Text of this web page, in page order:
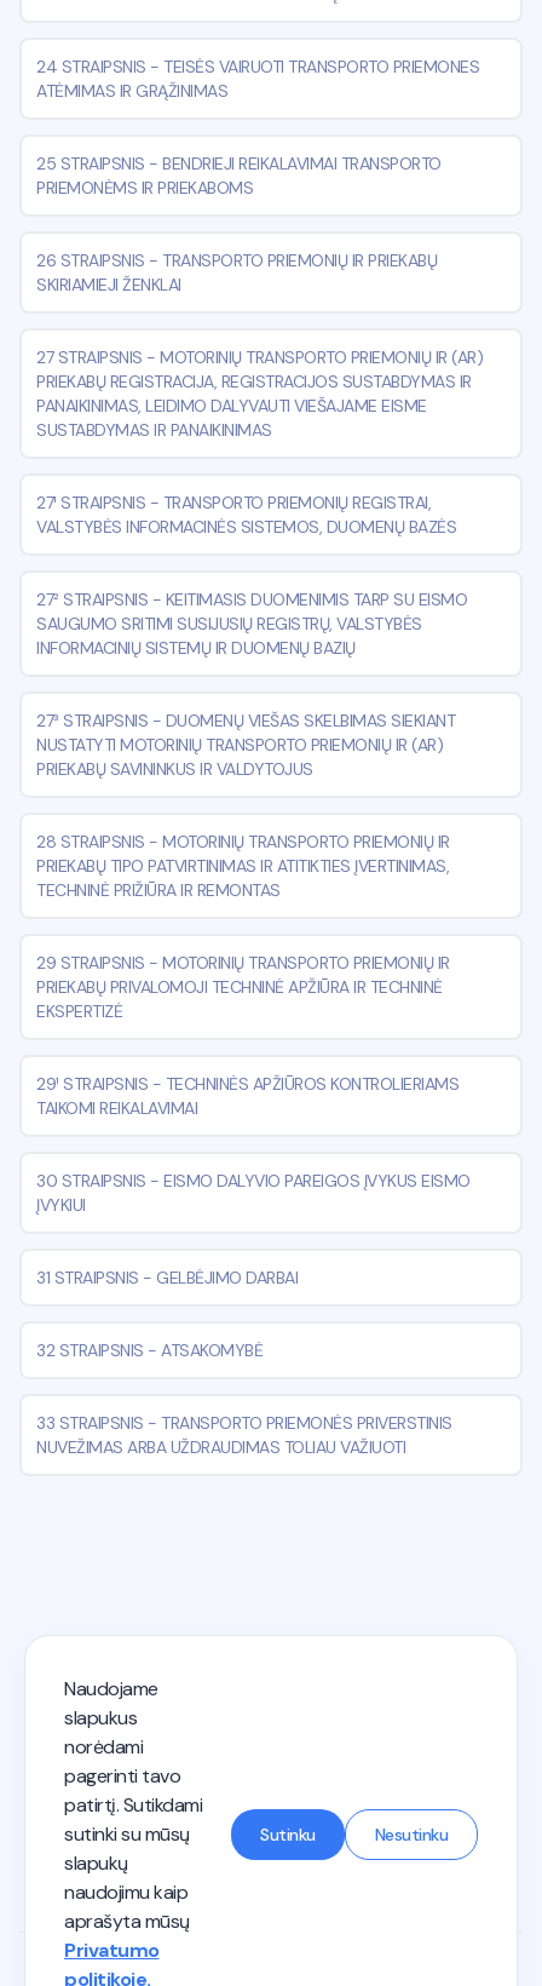
Naudojame
slapukus
norėdami
pagerinti tavo
patirtį. Sutikdami
sutinki su mūsų
slapukų
naudojimu kaip
aprašyta mūsų
Privatumo
politikoje.
Sutinku Nesutinku
24 STRAIPSNIS - TEISĖS VAIRUOTI TRANSPORTO PRIEMONES
ATĖMIMAS IR GRĄŽINIMAS
25 STRAIPSNIS - BENDRIEJI REIKALAVIMAI TRANSPORTO
PRIEMONĖMS IR PRIEKABOMS
26 STRAIPSNIS - TRANSPORTO PRIEMONIŲ IR PRIEKABŲ
SKIRIAMIEJI ŽENKLAI
27 STRAIPSNIS - MOTORINIŲ TRANSPORTO PRIEMONIŲ IR (AR)
PRIEKABŲ REGISTRACIJA, REGISTRACIJOS SUSTABDYMAS IR
PANAIKINIMAS, LEIDIMO DALYVAUTI VIEŠAJAME EISME
SUSTABDYMAS IR PANAIKINIMAS
27¹ STRAIPSNIS - TRANSPORTO PRIEMONIŲ REGISTRAI,
VALSTYBĖS INFORMACINĖS SISTEMOS, DUOMENŲ BAZĖS
27² STRAIPSNIS - KEITIMASIS DUOMENIMIS TARP SU EISMO
SAUGUMO SRITIMI SUSIJUSIŲ REGISTRŲ, VALSTYBĖS
INFORMACINIŲ SISTEMŲ IR DUOMENŲ BAZIŲ
27³ STRAIPSNIS - DUOMENŲ VIEŠAS SKELBIMAS SIEKIANT
NUSTATYTI MOTORINIŲ TRANSPORTO PRIEMONIŲ IR (AR)
PRIEKABŲ SAVININKUS IR VALDYTOJUS
28 STRAIPSNIS - MOTORINIŲ TRANSPORTO PRIEMONIŲ IR
PRIEKABŲ TIPO PATVIRTINIMAS IR ATITIKTIES ĮVERTINIMAS,
TECHNINĖ PRIŽIŪRA IR REMONTAS
29 STRAIPSNIS - MOTORINIŲ TRANSPORTO PRIEMONIŲ IR
PRIEKABŲ PRIVALOMOJI TECHNINĖ APŽIŪRA IR TECHNINĖ
EKSPERTIZĖ
29¹ STRAIPSNIS - TECHNINĖS APŽIŪROS KONTROLIERIAMS
TAIKOMI REIKALAVIMAI
30 STRAIPSNIS - EISMO DALYVIO PAREIGOS ĮVYKUS EISMO
ĮVYKIUI
31 STRAIPSNIS - GELBĖJIMO DARBAI
32 STRAIPSNIS - ATSAKOMYBĖ
33 STRAIPSNIS - TRANSPORTO PRIEMONĖS PRIVERSTINIS
NUVEŽIMAS ARBA UŽDRAUDIMAS TOLIAU VAŽIUOTI
Privatumo politika
Vairuotojo kategorijos
Mokymas vairuotiSusisiek su mumis